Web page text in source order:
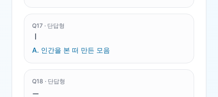
Q17 · 단답형
ㅣ
A. 인간을 본 떠 만든 모음
Q18 · 단답형
ㅡ